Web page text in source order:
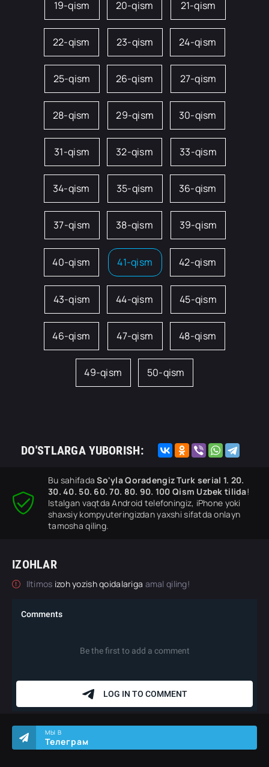
19-qism 20-qism 21-qism
22-qism 23-qism 24-qism
25-qism 26-qism 27-qism
28-qism 29-qism 30-qism
31-qism 32-qism 33-qism
34-qism 35-qism 36-qism
37-qism 38-qism 39-qism
40-qism 41-qism 42-qism
43-qism 44-qism 45-qism
46-qism 47-qism 48-qism
49-qism 50-qism
DO'STLARGA YUBORISH:
Bu sahifadaSo'yla Qoradengiz Turk serial 1. 20.
30. 40. 50. 60. 70. 80. 90. 100 Qism Uzbek tilida!
Istalgan vaqtda Android telefoningiz, iPhone yoki
shaxsiy kompyuteringizdan yaxshi sifatda onlayn
tamosha qiling.
IZOHLAR
Iltimos izoh yozish qoidalariga amal qiling!
МЫ В
Телеграм